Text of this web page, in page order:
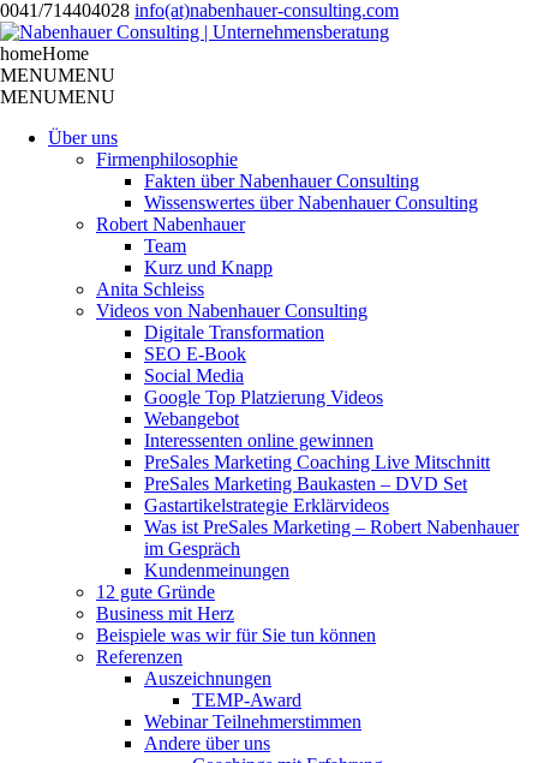
0041/714404028 info(at)nabenhauer-consulting.com
homeHome
MENUMENU
MENUMENU
Über uns
Firmenphilosophie
Fakten über Nabenhauer Consulting
Wissenswertes über Nabenhauer Consulting
Robert Nabenhauer
Team
Kurz und Knapp
Anita Schleiss
Videos von Nabenhauer Consulting
Digitale Transformation
SEO E-Book
Social Media
Google Top Platzierung Videos
Webangebot
Interessenten online gewinnen
PreSales Marketing Coaching Live Mitschnitt
PreSales Marketing Baukasten – DVD Set
Gastartikelstrategie Erklärvideos
Was ist PreSales Marketing – Robert Nabenhauer
im Gespräch
Kundenmeinungen
12 gute Gründe
Business mit Herz
Beispiele was wir für Sie tun können
Referenzen
Auszeichnungen
TEMP-Award
Webinar Teilnehmerstimmen
Andere über uns